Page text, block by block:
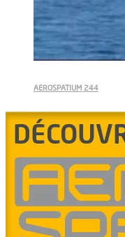
AEROSPATIUM 244